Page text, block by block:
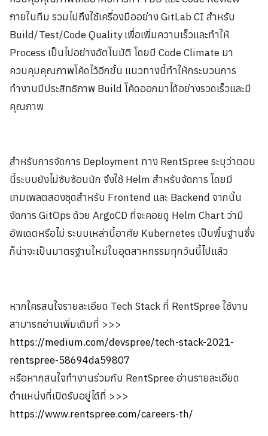
ภายในทีม รวมไปถึงใช้เครื่องมืออย่าง GitLab CI สำหรับ
Build/Test/Code Quality เพื่อเพิ่มความเร็วและทำให้
Process เป็นไปอย่างอัตโนมัติ โดยมี Code Climate มา
ควบคุมคุณภาพโค้ดไว้อีกขั้น แนวทางนี้ทำให้กระบวนการ
ทำงานมีประสิทธิภาพ Build โค้ดออกมาได้อย่างรวดเร็วและมี
คุณภาพ
สำหรับการจัดการ Deployment ทาง RentSpree ระบุว่าตอน
นี้ระบบยังไม่ซับซ้อนนัก จึงใช้ Helm สำหรับจัดการ โดยมี
เทมเพลตสองชุดสำหรับ Frontend และ Backend จากนั้น
จัดการ GitOps ด้วย ArgoCD ที่จะคอยดู Helm Chart ว่ามี
อัพเดตหรือไม่ ระบบเหล่านี้อาศัย Kubernetes เป็นพื้นฐานซึ่ง
ก็น่าจะเป็นมาตรฐานใหม่ในอุตสาหกรรมทุกวันนี้ไปแล้ว
หากใครสนใจรายละเอียด Tech Stack ที่ RentSpree ใช้งาน
สามารถอ่านเพิ่มเติมที่ >>>
https://medium.com/devspree/tech-stack-2021-
rentspree-58694da59807
หรือหากสนใจทำงานร่วมกับ RentSpree อ่านรายละเอียด
ตำแหน่งที่เปิดรับอยู่ได้ที่ >>>
https://www.rentspree.com/careers-th/